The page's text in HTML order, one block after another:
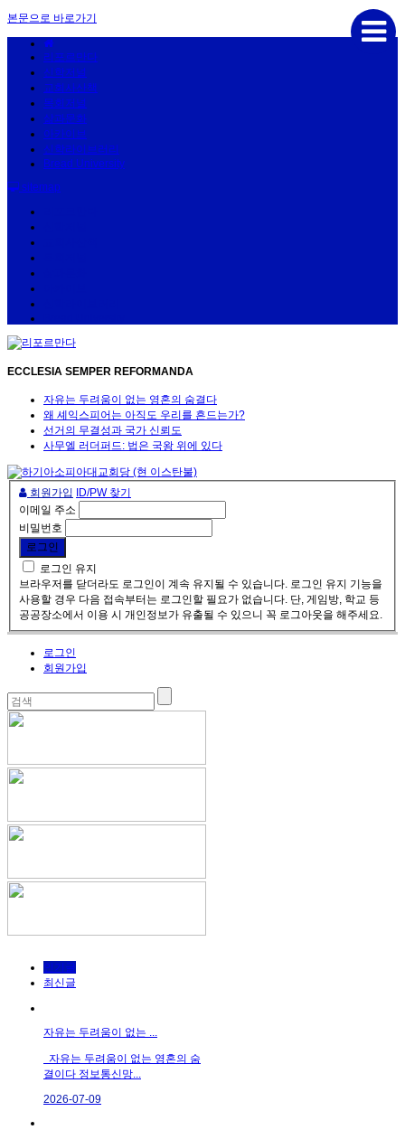
본문으로 바로가기
리포르만다
신학저널
교회사산책
목회저널
삶과문화
아카이브
신학라이브러리
Bread University
sitemap
ECCLESIA SEMPER REFORMANDA
자유는 두려움이 없는 영혼의 숨결다
왜 셰익스피어는 아직도 우리를 흔드는가?
선거의 무결성과 국가 신뢰도
사무엘 러더퍼드: 법은 국왕 위에 있다
회원가입
ID/PW 찾기
이메일 주소
비밀번호
로그인 유지
브라우저를 닫더라도 로그인이 계속 유지될 수 있습니다. 로그인 유지 기능을
사용할 경우 다음 접속부터는 로그인할 필요가 없습니다. 단, 게임방, 학교 등
공공장소에서 이용 시 개인정보가 유출될 수 있으니 꼭 로그아웃을 해주세요.
로그인
회원가입
인기글
최신글
자유는 두려움이 없는 ...
자유는 두려움이 없는 영혼의 숨
결이다 정보통신망...
2026-07-09